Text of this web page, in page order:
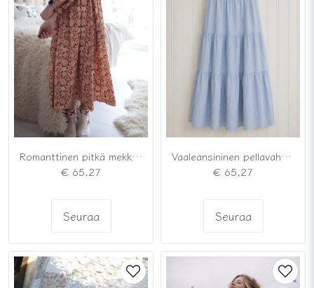
Romanttinen pitkä mekko, maustettu karamelli
€ 65,27
Seuraa
Vaaleansininen pellavahame, jossa on volangit
€ 65,27
Seuraa